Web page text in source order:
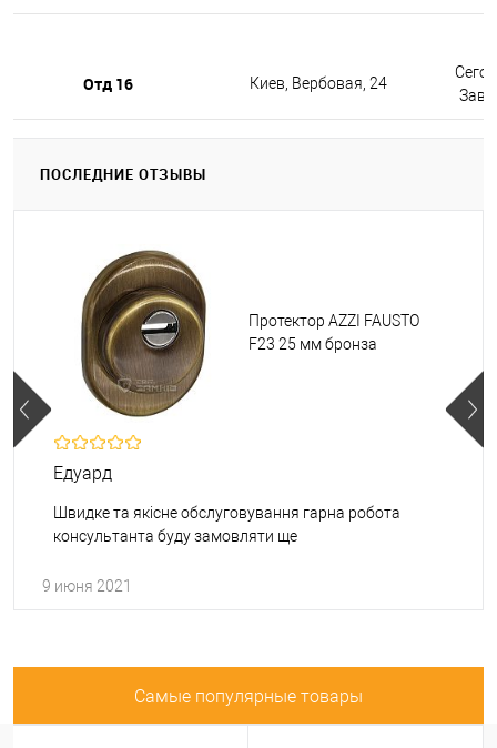
Отд 16 Киев, Вербовая, 24
ПОСЛЕДНИЕ ОТЗЫВЫ
Протектор AZZI FAUSTO
F23 25 мм бронза
Едуард
Швидке та якісне обслуговування гарна робота
консультанта буду замовляти ще
9 июня 2021
Самые популярные товары